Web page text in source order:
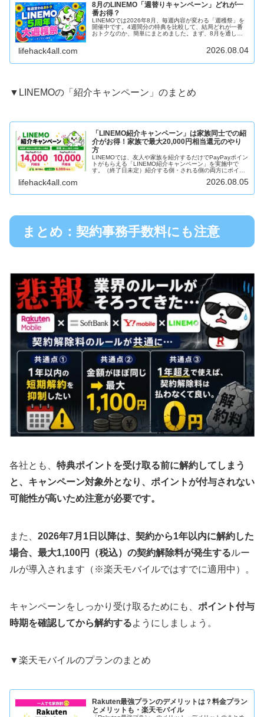
8月のLINEMO「週替りキャンペーン」どれが一
番お得？
LINEMOでは2026年8月、毎週内容が変わる「週穫祭」を
開催中です。4週間分の特典を比較して、結局どれが一番
おトクなのか、簡単にまとめました。まず、8月を通して
lifehack4all.com 2026.08.04
▼LINEMOの「紹介キャンペーン」のまとめ
「LINEMO紹介キャンペーン」は家族同士での紹
介がお得！家族で最大20,000円相当還元のやり
方
LINEMOでは、友人や家族を紹介するだけでPayPayポイン
トがもらえる「LINEMO紹介キャンペーン」を実施中で
す。（終了日未定）紹介する側・される側の両方にポイン
lifehack4all.com 2026.08.05
まとめ：契約事務手数料にも注意
各社とも、 特典ポイントを受け取る前に解約してしまう
と、キャンペーン対象外となり、ポイントが付与されない
可能性が高いため注意が必要です。
また、 2026年7月1日以降は、契約から1年以内に解約した
場合、最大1,100円（税込）の契約解除料が発生するルー
ルが導入されます（※楽天モバイルではすでに適用中）。
キャンペーンをしっかり受け取るためにも、 ポイント付与
時期を確認してから解約するようにしましょう。
▼楽天モバイルのプランのまとめ
Rakuten最強プランのデメリットは？料金プラン
とメリットも・楽天モバイル